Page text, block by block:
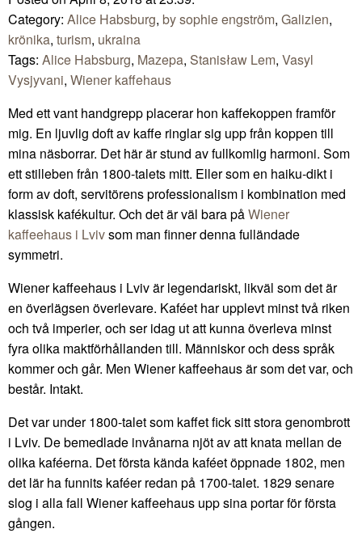
Category: Alice Habsburg, by sophie engström, Galizien,
krönika, turism, ukraina
Tags: Alice Habsburg, Mazepa, Stanisław Lem, Vasyl
Vysjyvani, Wiener kaffehaus
Med ett vant handgrepp placerar hon kaffekoppen framför
mig. En ljuvlig doft av kaffe ringlar sig upp från koppen till
mina näsborrar. Det här är stund av fullkomlig harmoni. Som
ett stilleben från 1800-talets mitt. Eller som en haiku-dikt i
form av doft, servitörens professionalism i kombination med
klassisk kafékultur. Och det är väl bara påWiener
kaffeehaus i Lvivsom man finner denna fulländade
symmetri.
Wiener kaffeehaus i Lviv är legendariskt, likväl som det är
en överlägsen överlevare. Kaféet har upplevt minst två riken
och två imperier, och ser idag ut att kunna överleva minst
fyra olika maktförhållanden till. Människor och dess språk
kommer och går. Men Wiener kaffeehaus är som det var, och
består. Intakt.
Det var under 1800-talet som kaffet fick sitt stora genombrott
i Lviv. De bemedlade invånarna njöt av att knata mellan de
olika kaféerna. Det första kända kaféet öppnade 1802, men
det lär ha funnits kaféer redan på 1700-talet. 1829 senare
slog i alla fall Wiener kaffeehaus upp sina portar för första
gången.